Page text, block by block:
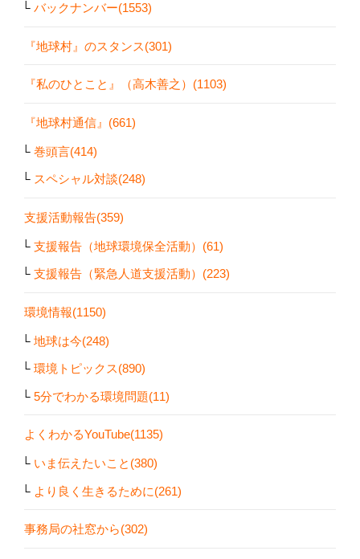
バックナンバー(1553)
『地球村』のスタンス(301)
『私のひとこと』（高木善之）(1103)
『地球村通信』(661)
巻頭言(414)
スペシャル対談(248)
支援活動報告(359)
支援報告（地球環境保全活動）(61)
支援報告（緊急人道支援活動）(223)
環境情報(1150)
地球は今(248)
環境トピックス(890)
5分でわかる環境問題(11)
よくわかるYouTube(1135)
いま伝えたいこと(380)
より良く生きるために(261)
事務局の社窓から(302)